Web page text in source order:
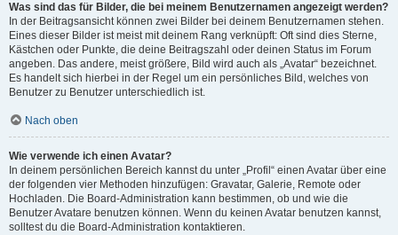
Was sind das für Bilder, die bei meinem Benutzernamen angezeigt werden?
In der Beitragsansicht können zwei Bilder bei deinem Benutzernamen stehen.
Eines dieser Bilder ist meist mit deinem Rang verknüpft: Oft sind dies Sterne,
Kästchen oder Punkte, die deine Beitragszahl oder deinen Status im Forum
angeben. Das andere, meist größere, Bild wird auch als „Avatar“ bezeichnet.
Es handelt sich hierbei in der Regel um ein persönliches Bild, welches von
Benutzer zu Benutzer unterschiedlich ist.
Nach oben
Wie verwende ich einen Avatar?
In deinem persönlichen Bereich kannst du unter „Profil“ einen Avatar über eine
der folgenden vier Methoden hinzufügen: Gravatar, Galerie, Remote oder
Hochladen. Die Board-Administration kann bestimmen, ob und wie die
Benutzer Avatare benutzen können. Wenn du keinen Avatar benutzen kannst,
solltest du die Board-Administration kontaktieren.